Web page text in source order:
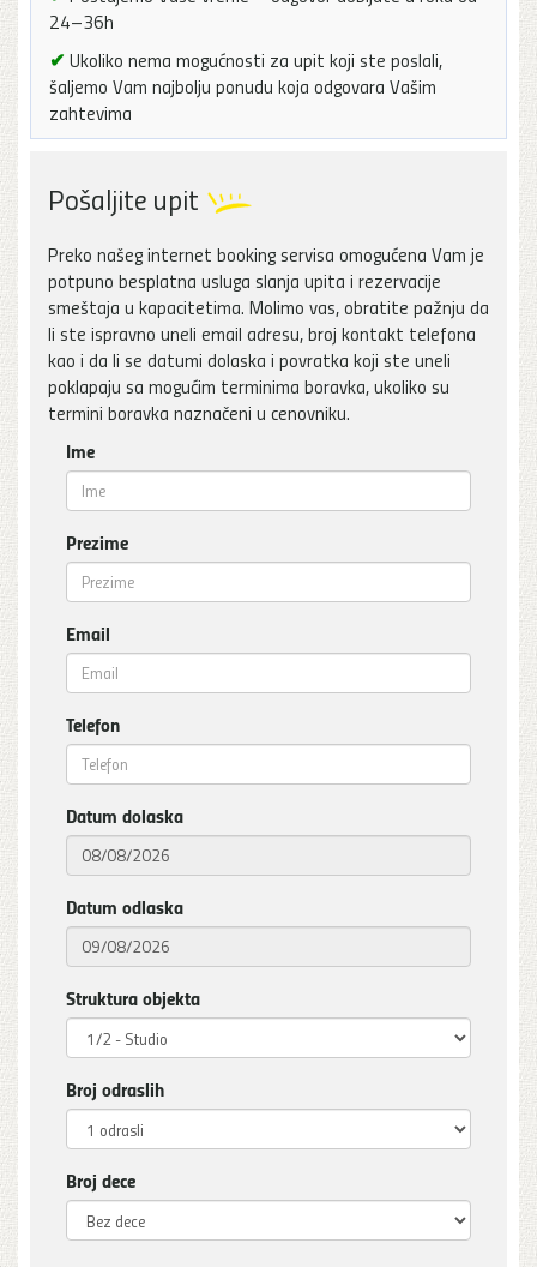
24–36h
✔ Ukoliko nema mogućnosti za upit koji ste poslali,
šaljemo Vam najbolju ponudu koja odgovara Vašim
zahtevima
Pošaljite upit
Preko našeg internet booking servisa omogućena Vam je
potpuno besplatna usluga slanja upita i rezervacije
smeštaja u kapacitetima. Molimo vas, obratite pažnju da
li ste ispravno uneli email adresu, broj kontakt telefona
kao i da li se datumi dolaska i povratka koji ste uneli
poklapaju sa mogućim terminima boravka, ukoliko su
termini boravka naznačeni u cenovniku.
Ime
Prezime
Email
Telefon
Datum dolaska
Datum odlaska
Struktura objekta
Broj odraslih
Broj dece